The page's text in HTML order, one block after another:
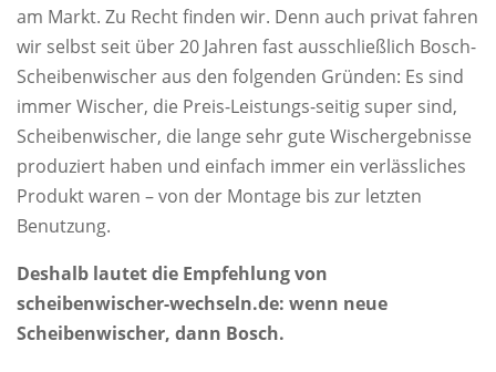
am Markt. Zu Recht finden wir. Denn auch privat fahren
wir selbst seit über 20 Jahren fast ausschließlich Bosch-
Scheibenwischer aus den folgenden Gründen: Es sind
immer Wischer, die Preis-Leistungs-seitig super sind,
Scheibenwischer, die lange sehr gute Wischergebnisse
produziert haben und einfach immer ein verlässliches
Produkt waren – von der Montage bis zur letzten
Benutzung.
Deshalb lautet die Empfehlung von
scheibenwischer-wechseln.de: wenn neue
Scheibenwischer, dann Bosch.